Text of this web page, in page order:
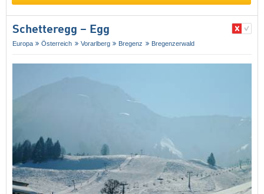
Schetteregg – Egg
Europa Österreich Vorarlberg Bregenz Bregenzerwald